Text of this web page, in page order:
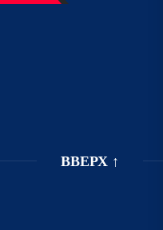
ВВЕРХ ↑